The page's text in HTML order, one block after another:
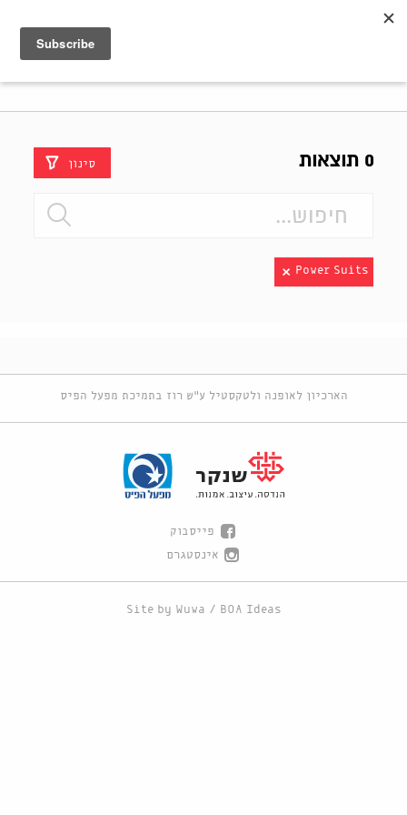
0 תוצאות סינון
Power Suits
הארכיון לאופנה ולטקסטיל ע"ש רוז בתמיכת מפעל הפיס
פייסבוק
אינסטגרם
Site by Wuwa / BOA Ideas